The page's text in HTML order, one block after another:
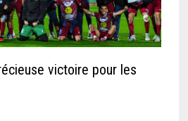
victoire pour les